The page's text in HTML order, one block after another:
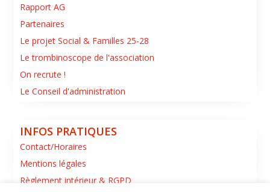
Rapport AG
Partenaires
Le projet Social & Familles 25-28
Le trombinoscope de l'association
On recrute !
Le Conseil d'administration
INFOS PRATIQUES
Contact/Horaires
Mentions légales
Règlement intérieur & RGPD